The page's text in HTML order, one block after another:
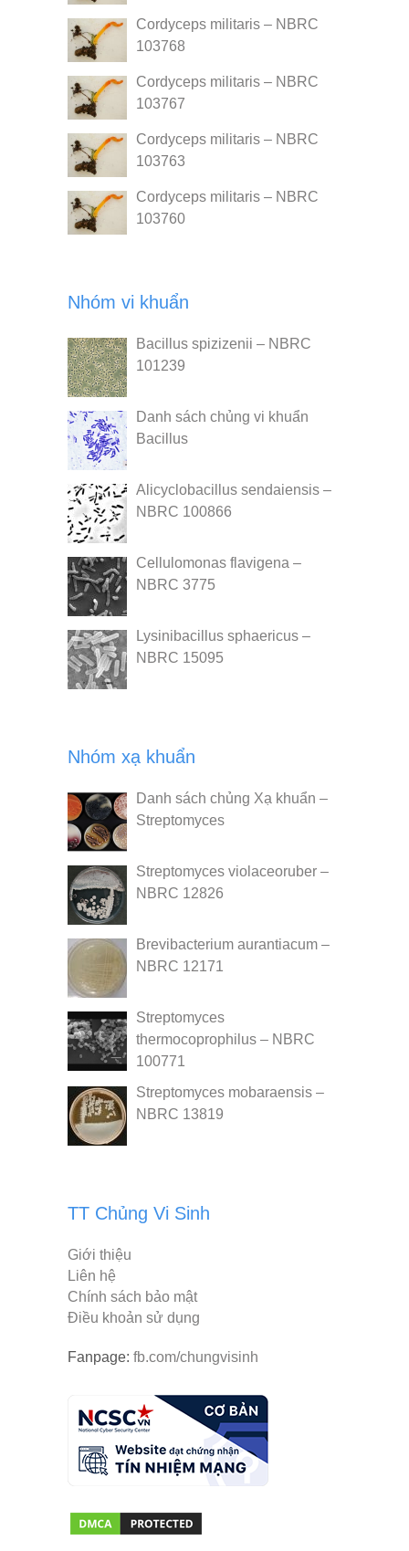
Cordyceps militaris – NBRC
103768
Cordyceps militaris – NBRC
103767
Cordyceps militaris – NBRC
103763
Cordyceps militaris – NBRC
103760
Nhóm vi khuẩn
Bacillus spizizenii – NBRC
101239
Danh sách chủng vi khuẩn
Bacillus
Alicyclobacillus sendaiensis –
NBRC 100866
Cellulomonas flavigena –
NBRC 3775
Lysinibacillus sphaericus –
NBRC 15095
Nhóm xạ khuẩn
Danh sách chủng Xạ khuẩn –
Streptomyces
Streptomyces violaceoruber –
NBRC 12826
Brevibacterium aurantiacum –
NBRC 12171
Streptomyces
thermocoprophilus – NBRC
100771
Streptomyces mobaraensis –
NBRC 13819
TT Chủng Vi Sinh
Giới thiệu
Liên hệ
Chính sách bảo mật
Điều khoản sử dụng
Fanpage: fb.com/chungvisinh